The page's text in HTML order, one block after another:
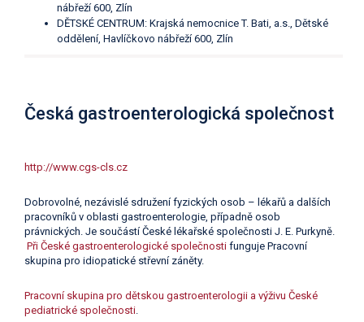
nábřeží 600, Zlín
DĚTSKÉ CENTRUM: Krajská nemocnice T. Bati, a.s., Dětské
oddělení, Havlíčkovo nábřeží 600, Zlín
Česká gastroenterologická společnost
http://www.cgs-cls.cz
Dobrovolné, nezávislé sdružení fyzických osob – lékařů a dalších
pracovníků v oblasti gastroenterologie, případně osob
právnických. Je součástí České lékařské společnosti J. E. Purkyně.
Při České gastroenterologické společnosti funguje Pracovní
skupina pro idiopatické střevní záněty.
Pracovní skupina pro dětskou gastroenterologii a výživu České
pediatrické společnosti.